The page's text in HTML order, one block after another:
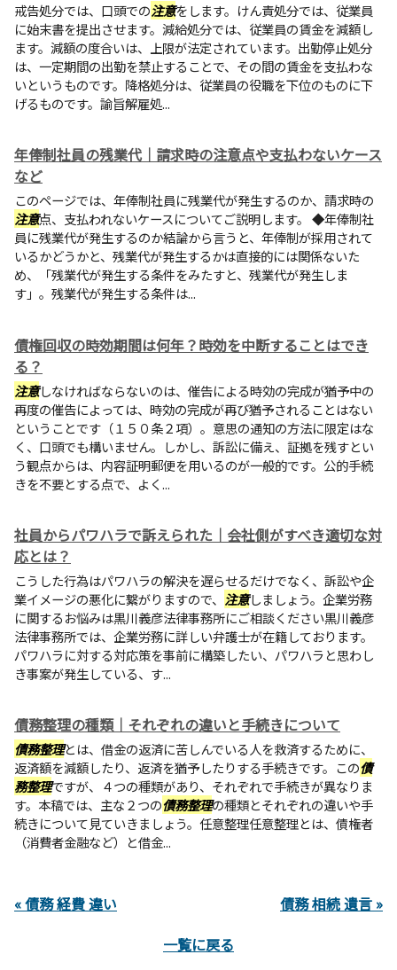
戒告処分では、口頭での注意をします。けん責処分では、従業員
に始末書を提出させます。減給処分では、従業員の賃金を減額し
ます。減額の度合いは、上限が法定されています。出勤停止処分
は、一定期間の出勤を禁止することで、その間の賃金を支払わな
いというものです。降格処分は、従業員の役職を下位のものに下
げるものです。諭旨解雇処...
年俸制社員の残業代｜請求時の注意点や支払わないケース
など
このページでは、年俸制社員に残業代が発生するのか、請求時の
注意点、支払われないケースについてご説明します。 ◆年俸制社
員に残業代が発生するのか結論から言うと、年俸制が採用されて
いるかどうかと、残業代が発生するかは直接的には関係ないた
め、「残業代が発生する条件をみたすと、残業代が発生しま
す」。残業代が発生する条件は...
債権回収の時効期間は何年？時効を中断することはでき
る？
注意しなければならないのは、催告による時効の完成が猶予中の
再度の催告によっては、時効の完成が再び猶予されることはない
ということです（１５０条２項）。意思の通知の方法に限定はな
く、口頭でも構いません。しかし、訴訟に備え、証拠を残すとい
う観点からは、内容証明郵便を用いるのが一般的です。公的手続
きを不要とする点で、よく...
社員からパワハラで訴えられた｜会社側がすべき適切な対
応とは？
こうした行為はパワハラの解決を遅らせるだけでなく、訴訟や企
業イメージの悪化に繋がりますので、 注意しましょう。企業労務
に関するお悩みは黒川義彦法律事務所にご相談ください黒川義彦
法律事務所では、企業労務に詳しい弁護士が在籍しております。
パワハラに対する対応策を事前に構築したい、パワハラと思わし
き事案が発生している、す...
債務整理の種類｜それぞれの違いと手続きについて
債務整理とは、借金の返済に苦しんでいる人を救済するために、
返済額を減額したり、返済を猶予したりする手続きです。この債
務整理ですが、４つの種類があり、それぞれで手続きが異なりま
す。本稿では、主な２つの債務整理の種類とそれぞれの違いや手
続きについて見ていきましょう。任意整理任意整理とは、債権者
（消費者金融など）と借金...
« 債務 経費 違い
債務 相続 遺言 »
一覧に戻る